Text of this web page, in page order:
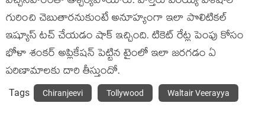
గురించి చెబుతారనుకుంటే అనూహ్యంగా ఇలా పొలిటికల్
ఇష్యూస్ టచ్ చేయడం షాక్ ఇచ్చింది. టికెట్ రేట్ల పెంపు కోసం
భోళా శంకర్ అప్లికేషన్ పెట్టిన టైంలో ఇలా జరగడం ఏ
పరిణామాలకు దారి తీస్తుందో.
Tags Chiranjeevi Tollywood Waltair Veerayya